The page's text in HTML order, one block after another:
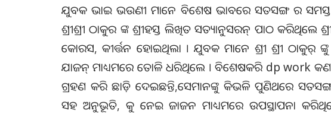
ଯୁବକ ଭାଇ ଭଉଣୀ ମାନେ ବିଶେଷ ଭାବରେ ସତସଙ୍ଗ ର ସମସ୍ତ
ଶ୍ରୀଶ୍ରୀ ଠାକୁର ଙ୍କ ଶ୍ରୀହସ୍ତ ଲିଖିତ ସତ୍ୟାନୁସରନ୍ ପାଠ କରିଥିଲେ
କୋରସ, କୀର୍ତ୍ତନ ହୋଇଥିଲା । ଯୁବକ ମାନେ ଶ୍ରୀ ଶ୍ରୀ
ଯାଜନ୍ ମାଧ୍ୟମରେ ତୋଳି ଧରିଥିଲେ । ବିଶେଷକରି dp work କଣ,
ଗ୍ରହଣ କରି ଛାଡ଼ି ଦେଇଛନ୍ତି,ସେମାନଙ୍କୁ କିଭଳି ପୁଣିଥରେ
ସହ ଅନୁଭୂତି, କୁ ନେଇ ଜାଜନ ମାଧ୍ୟମରେ ଉପସ୍ଥାପନା